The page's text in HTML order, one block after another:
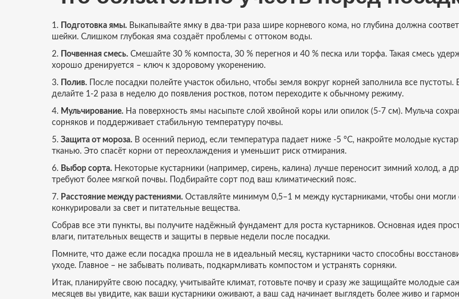
1. Подготовка ямы. Выкапывайте ямку в два‑три раза шире корневого кома, но глубина должна
шейки. Слишком глубокая яма создаёт проблемы с оттоком воды.
2. Почвенная смесь. Смешайте 30 % компоста, 30 % перегноя и 40 % песка или торфа. Такая смесь
хорошо дренируется – ключ к здоровому укоренению.
3. Полив. После посадки полейте участок обильно, чтобы земля вокруг корней заполнила все
делайте 1‑2 раза в неделю до появления ростков, потом переходите к обычному режиму.
4. Мульчирование. На поверхность ямы насыпьте слой хвойной коры или опилок (5‑7 см). Мульча
сорняков и поддерживает стабильную температуру почвы.
5. Защита от мороза. В осенний период, если температура падает ниже -5 °C, накройте молодые
тканью. Это спасёт корни от переохлаждения и уменьшит риск отмирания.
6. Выбор сорта. Некоторые кустарники (например, сирень, калина) лучше переносит зимний холод, а
требуют более мягкой почвы. Подбирайте сорт под ваш климатический пояс.
7. Расстояние между растениями. Оставляйте минимум 0,5–1 м между кустарниками, чтобы они могли
конкурировали за свет и питательные вещества.
Собрав все эти пункты, вы получите надёжный фундамент для роста кустарников. Основная идея
влаги, питательных веществ и защиты в первые недели после посадки.
Помните, что даже если посадка прошла не в идеальный месяц, кустарники часто способны
уходе. Главное – не забывать поливать, подкармливать компостом и устранять сорняки.
Итак, планируйте свою посадку, учитывайте климат, готовьте почву и сразу же защищайте молодые
месяцев вы увидите, как ваши кустарники оживают, а ваш сад начинает выглядеть более живо и